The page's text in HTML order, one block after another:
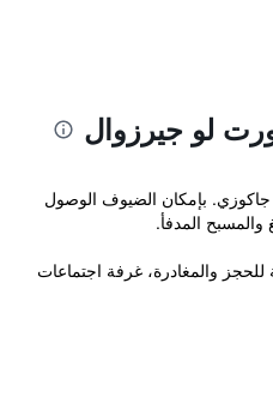
لو جيرزوال
جاكوزي. بإمكان الضيوف الوصول
والمسبح المدفأ.
والمغادرة، غرفة اجتماعات